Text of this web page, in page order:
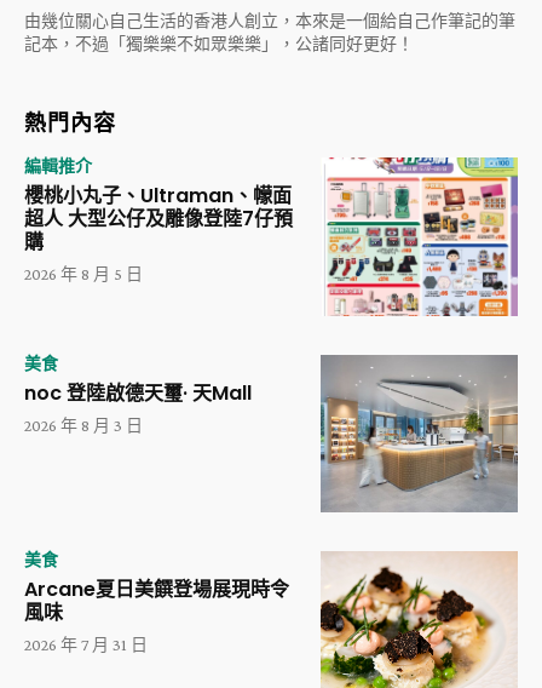
由幾位關心自己生活的香港人創立，本來是一個給自己作筆記的筆
記本，不過「獨樂樂不如眾樂樂」，公諸同好更好！
熱門內容
編輯推介
櫻桃小丸子、Ultraman、幪面
超人 大型公仔及雕像登陸7仔預
購
2026 年 8 月 5 日
美食
noc 登陸啟德天璽· 天Mall
2026 年 8 月 3 日
美食
Arcane夏日美饌登場展現時令
風味
2026 年 7 月 31 日